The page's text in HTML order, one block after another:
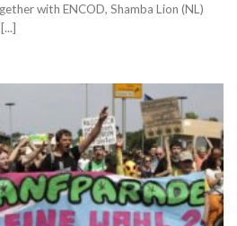
with ENCOD, Shamba Lion (NL)